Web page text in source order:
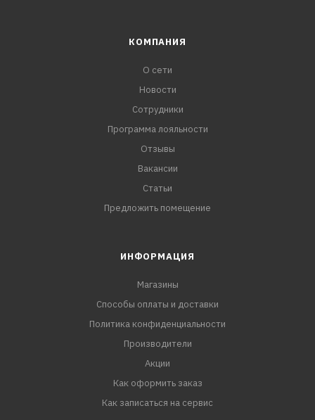
КОМПАНИЯ
О сети
Новости
Сотрудники
Программа лояльности
Отзывы
Вакансии
Статьи
Предложить помещение
ИНФОРМАЦИЯ
Магазины
Способы оплаты и доставки
Политика конфиденциальности
Производители
Акции
Как оформить заказ
Как записаться на сервис